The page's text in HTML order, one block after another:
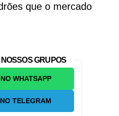
que o mercado
GRUPOS
WHATSAPP
TELEGRAM